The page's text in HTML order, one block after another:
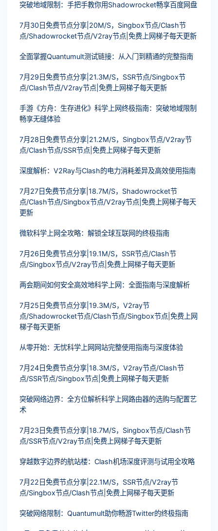
突破地域限制：手把手教你用Shadowrocket畅享百度网盘
7月30日免费节点分享|20M/S，Singbox节点/Clash节
点/Shadowrocket节点/V2ray节点|免费上网梯子每天更新
全面掌握Quantumult测试链接：从入门到精通的完整指南
7月29日免费节点分享|21.3M/S，SSR节点/Singbox节
点/Clash节点/V2ray节点|免费上网梯子每天更新
手游《方舟：生存进化》科学上网终极指南：突破地域限制
畅享无缝体验
7月28日免费节点分享|21.2M/S，Singbox节点/V2ray节
点/Clash节点/SSR节点|免费上网梯子每天更新
深度解析：V2Ray与Clash的电力消耗差异及高效使用指南
7月27日免费节点分享|18.7M/S，Shadowrocket节
点/Clash节点/Singbox节点/V2ray节点|免费上网梯子每天
更新
微软科学上网全攻略：解锁全球互联网的终极指南
7月26日免费节点分享|19.1M/S，SSR节点/Clash节
点/Singbox节点/V2ray节点|免费上网梯子每天更新
两会期间如何安全高效地科学上网：全面指南与深度解析
7月25日免费节点分享|19.3M/S，V2ray节
点/Shadowrocket节点/Clash节点/Singbox节点|免费上网
梯子每天更新
从零开始：无忧科学上网网站完整使用指南与深度体验
7月24日免费节点分享|18.3M/S，V2ray节点/Clash节
点/SSR节点/Singbox节点|免费上网梯子每天更新
突破网络边界：全方位解析科学上网路由器的选购与配置艺
术
7月23日免费节点分享|18.7M/S，Singbox节点/Clash节
点/SSR节点/V2ray节点|免费上网梯子每天更新
穿越数字边界的航站楼：Clash机场深度评测与试用全攻略
7月22日免费节点分享|22.1M/S，SSR节点/V2ray节
点/Singbox节点/Clash节点|免费上网梯子每天更新
突破网络限制：Quantumult助你畅游Twitter的终极指南